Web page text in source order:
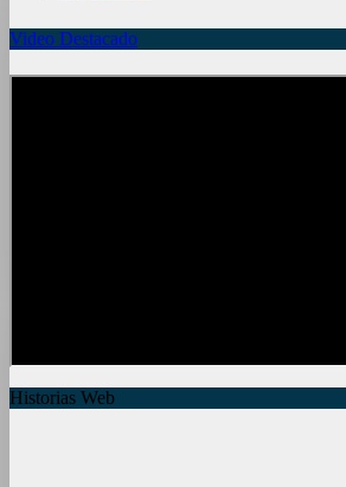
Video Destacado
Historias Web